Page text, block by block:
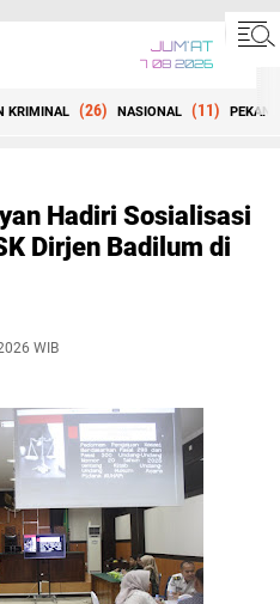
JUM'AT
7 08 2026
KRIMINAL (26) NASIONAL (11)
Hadiri Sosialisasi
Dirjen Badilum di
WIB